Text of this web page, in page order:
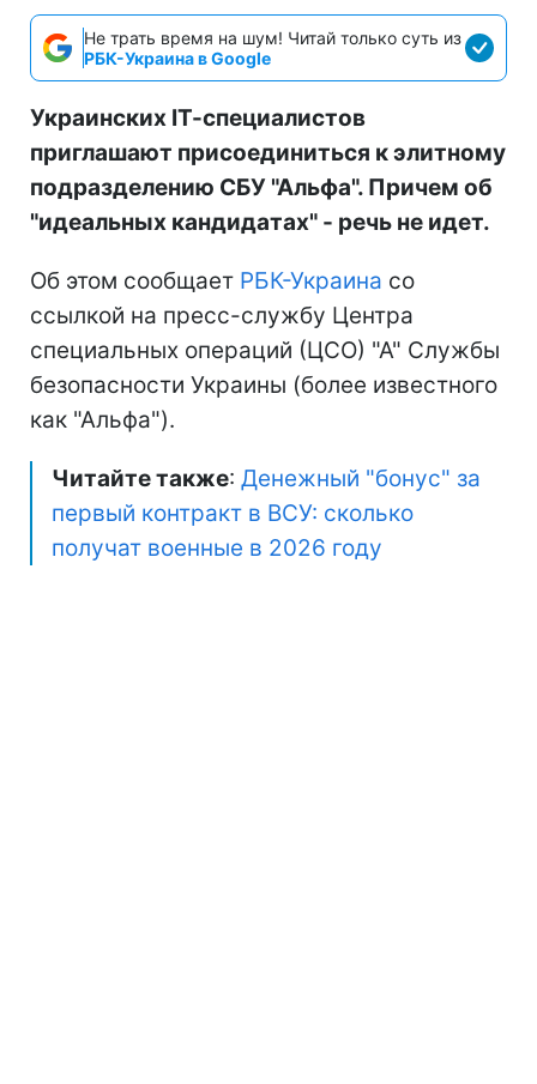
Не трать время на шум! Читай только суть из
РБК-Украина в Google
Украинских ІТ-специалистов
приглашают присоединиться к элитному
подразделению СБУ "Альфа". Причем об
"идеальных кандидатах" - речь не идет.
Об этом сообщает РБК-Украина со
ссылкой на пресс-службу Центра
специальных операций (ЦСО) "А" Службы
безопасности Украины (более известного
как "Альфа").
Читайте также: Денежный "бонус" за
первый контракт в ВСУ: сколько
получат военные в 2026 году